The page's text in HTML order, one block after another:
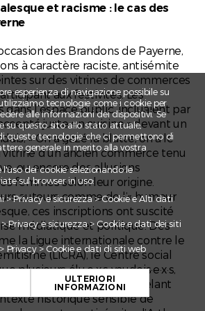
et racisme : le cas des
des Brandons de Payerne,
à caractère raciste, antisémite
sur des vitrines de commerces
aux festivités. Les
dans l’espace public, incluaient par
juste en cuisine » devant un
« On a gazé la blatte, on a le
d’un ancien commerce tenu
ou encore des allusions
femmes selon leur origine.
auteurs comme de l’« humour
ces inscriptions ont suscité
médiatique et politique. Des
la Ligue internationale contre le
(LICRA), le Centre social
plusieurs élu·e·x·s vaudois·e·x·s,
inacceptables, rappelant
historique sensible de
esperienza di navigazione possibile su
tecnologie come i cookie per
alle informazioni dei dispositivi. Se
su questo sito allo stato attuale,
queste tecnologie che ci permettono di
generale in merito alla vostra
l'uso dei cookie selezionando le
sul browser in uso:
Privacy e sicurezza > Cookie e Alti dati
Privacy e sicurezza > Cookie e dati dei siti
Privacy > Cookie e dati di siti web
ULTERIORI
INFORMAZIONI